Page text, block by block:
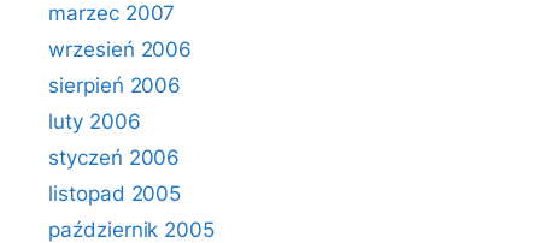
marzec 2007
wrzesień 2006
sierpień 2006
luty 2006
styczeń 2006
listopad 2005
październik 2005